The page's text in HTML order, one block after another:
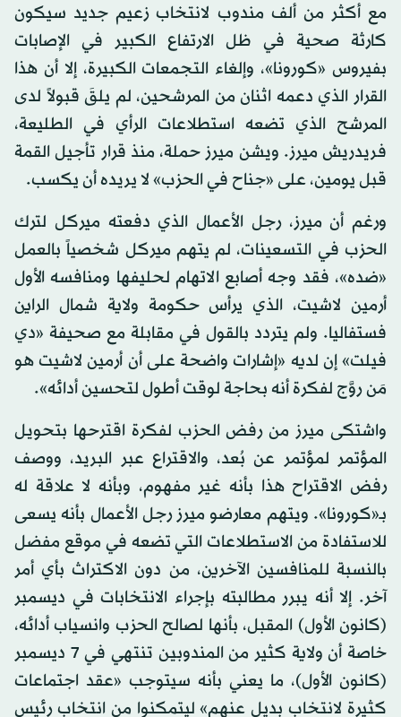
مع أكثر من ألف مندوب لانتخاب زعيم جديد سيكون
كارثة صحية في ظل الارتفاع الكبير في الإصابات
بفيروس «كورونا»، وإلغاء التجمعات الكبيرة، إلا أن هذا
القرار الذي دعمه اثنان من المرشحين، لم يلقَ قبولاً لدى
المرشح الذي تضعه استطلاعات الرأي في الطليعة،
فريدريش ميرز. ويشن ميرز حملة، منذ قرار تأجيل القمة
قبل يومين، على «جناح في الحزب» لا يريده أن يكسب.
ورغم أن ميرز، رجل الأعمال الذي دفعته ميركل لترك
الحزب في التسعينات، لم يتهم ميركل شخصياً بالعمل
«ضده»، فقد وجه أصابع الاتهام لحليفها ومنافسه الأول
أرمين لاشيت، الذي يرأس حكومة ولاية شمال الراين
فستفاليا. ولم يتردد بالقول في مقابلة مع صحيفة «دي
فيلت» إن لديه «إشارات واضحة على أن أرمين لاشيت هو
مَن روَّج لفكرة أنه بحاجة لوقت أطول لتحسين أدائه».
واشتكى ميرز من رفض الحزب لفكرة اقترحها بتحويل
المؤتمر لمؤتمر عن بُعد، والاقتراع عبر البريد، ووصف
رفض الاقتراح هذا بأنه غير مفهوم، وبأنه لا علاقة له
بـ«كورونا». ويتهم معارضو ميرز رجل الأعمال بأنه يسعى
للاستفادة من الاستطلاعات التي تضعه في موقع مفضل
بالنسبة للمنافسين الآخرين، من دون الاكتراث بأي أمر
آخر. إلا أنه يبرر مطالبته بإجراء الانتخابات في ديسمبر
(كانون الأول) المقبل، بأنها لصالح الحزب وانسياب أدائه،
خاصة أن ولاية كثير من المندوبين تنتهي في 7 ديسمبر
(كانون الأول)، ما يعني بأنه سيتوجب «عقد اجتماعات
كثيرة لانتخاب بديل عنهم» ليتمكنوا من انتخاب رئيس